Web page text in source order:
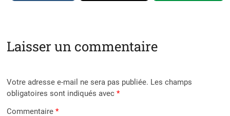
Laisser un commentaire
Votre adresse e-mail ne sera pas publiée. Les champs
obligatoires sont indiqués avec*
Commentaire*